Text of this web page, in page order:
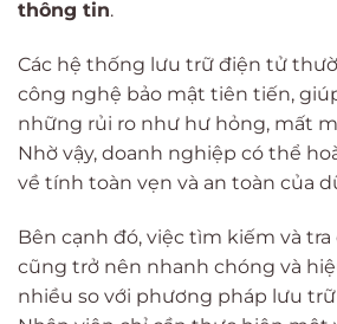
thông tin.
Các hệ thống lưu trữ điện tử
công nghệ bảo mật tiên tiến,
những rủi ro như hư hỏng, mất
Nhờ vậy, doanh nghiệp có thể
về tính toàn vẹn và an toàn của
Bên cạnh đó, việc tìm kiếm và
cũng trở nên nhanh chóng và
nhiều so với phương pháp lưu